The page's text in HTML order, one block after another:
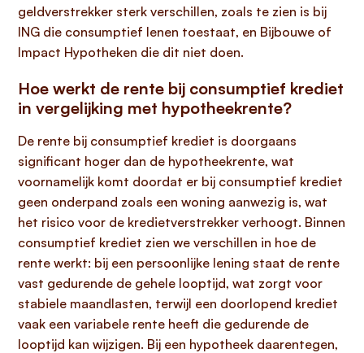
geldverstrekker sterk verschillen, zoals te zien is bij
ING die consumptief lenen toestaat, en Bijbouwe of
Impact Hypotheken die dit niet doen.
Hoe werkt de rente bij consumptief krediet
in vergelijking met hypotheekrente?
De rente bij consumptief krediet is doorgaans
significant hoger dan de hypotheekrente, wat
voornamelijk komt doordat er bij consumptief krediet
geen onderpand zoals een woning aanwezig is, wat
het risico voor de kredietverstrekker verhoogt. Binnen
consumptief krediet zien we verschillen in hoe de
rente werkt: bij een persoonlijke lening staat de rente
vast gedurende de gehele looptijd, wat zorgt voor
stabiele maandlasten, terwijl een doorlopend krediet
vaak een variabele rente heeft die gedurende de
looptijd kan wijzigen. Bij een hypotheek daarentegen,